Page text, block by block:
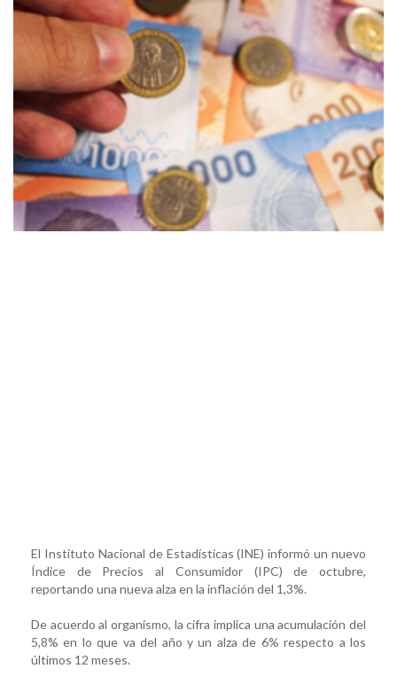
El Instituto Nacional de Estadísticas (INE) informó un nuevo
Índice de Precios al Consumidor (IPC) de octubre,
reportando una nueva alza en la inflación del 1,3%.
De acuerdo al organismo, la cifra implica una acumulación del
5,8% en lo que va del año y un alza de 6% respecto a los
últimos 12 meses.